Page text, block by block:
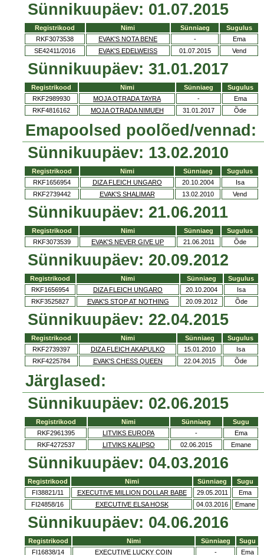
Sünnikuupäev: 01.07.2015
Registrikood Nimi Sünniaeg
Sugulus
RKF3073538
EVAK'S NOTA BENE -
Ema
SE42411/2016
EVAK'S EDELWEISS 01.07.2015 Vend
Sünnikuupäev: 31.01.2017
Registrikood Nimi Sünniaeg
Sugulus
RKF2989930
MOJA OTRADA TAYRA -
Ema
RKF4816162
MOJA OTRADA NIMUEH 31.01.2017 Õde
Emapoolsed poolõed/vennad:
Sünnikuupäev: 13.02.2010
Registrikood Nimi Sünniaeg
Sugulus
RKF1656954
DIZA FLEICH UNGARO 20.10.2004
Isa
RKF2739442
EVAK'S SHALIMAR 13.02.2010 Vend
Sünnikuupäev: 21.06.2011
Registrikood Nimi Sünniaeg
Sugulus
RKF3073539
EVAK'S NEVER GIVE UP 21.06.2011 Õde
Sünnikuupäev: 20.09.2012
Registrikood Nimi Sünniaeg
Sugulus
RKF1656954
DIZA FLEICH UNGARO 20.10.2004
Isa
RKF3525827
EVAK'S STOP AT NOTHING 20.09.2012 Õde
Sünnikuupäev: 22.04.2015
Registrikood Nimi Sünniaeg
Sugulus
RKF2739397
DIZA FLEICH AKAPULKO 15.01.2010
Isa
RKF4225784
EVAK'S CHESS QUEEN 22.04.2015 Õde
Järglased:
Sünnikuupäev: 02.06.2015
Registrikood Nimi Sünniaeg
Sugu
RKF2961395
LITVIKS EUROPA -
Ema
RKF4272537
LITVIKS KALIPSO 02.06.2015 Emane
Sünnikuupäev: 04.03.2016
Registrikood Nimi Sünniaeg
Sugu
FI38821/11
EXECUTIVE MILLION DOLLAR BABE 29.05.2011
Ema
FI24858/16
EXECUTIVE ELSA HOSK 04.03.2016 Emane
Sünnikuupäev: 04.06.2016
Registrikood Nimi Sünniaeg
Sugu
FI16838/14
EXECUTIVE LUCKY COIN -
Ema